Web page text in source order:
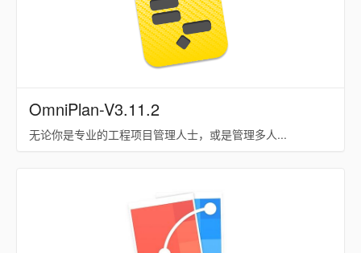
OmniPlan-V3.11.2
无论你是专业的工程项目管理人士，或是管理多人...